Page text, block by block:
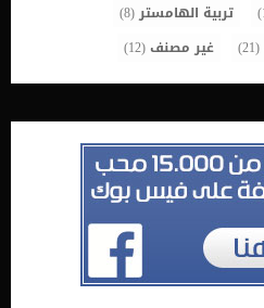
تربية الهامستر(8)
(21) غير مصنف(12)